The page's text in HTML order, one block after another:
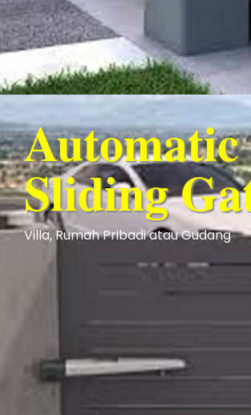
Automatic
Sliding
Villa, Rumah Pribadi atau Gudang